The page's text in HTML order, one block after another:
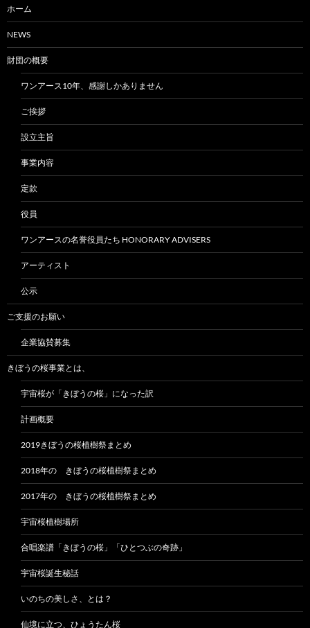
ホーム
NEWS
財団の概要
ワンアース10年、感謝しかありません
ご挨拶
設立主旨
事業内容
定款
役員
ワンアースの名誉役員たち HONORARY ADVISERS
アーティスト
公示
ご支援のお願い
企業協賛募集
きぼうの桜事業とは、
宇宙桜が「きぼうの桜」になった訳
計画概要
2019きぼうの桜植樹祭まとめ
2018年の きぼうの桜植樹祭まとめ
2017年の きぼうの桜植樹祭まとめ
宇宙桜植樹場所
合唱楽譜「きぼうの桜」「ひとつぶの奇跡」
宇宙桜誕生秘話
いのちの美しさ、とは？
仙境に立つ、ひょうたん桜